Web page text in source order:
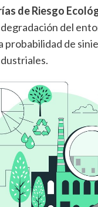
de Riesgo
degradación del
probabilidad de